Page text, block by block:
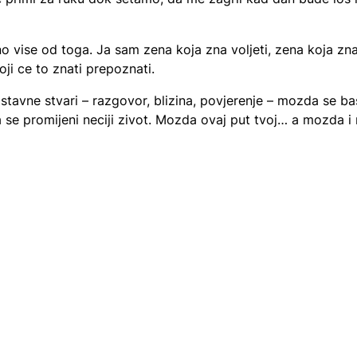
vise od toga. Ja sam zena koja zna voljeti, zena koja
ce to znati prepoznati.
stvari – razgovor, blizina, povjerenje – mozda se
promijeni neciji zivot. Mozda ovaj put tvoj… a mozda i